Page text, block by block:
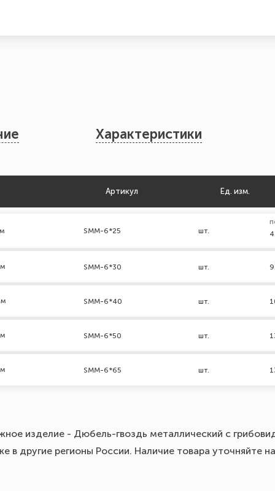
Характеристики
Артикул Ед. изм.
SMM-6*25 шт.
SMM-6*30 шт.
SMM-6*40 шт.
SMM-6*50 шт.
SMM-6*65 шт.
изделие - Дюбель-гвоздь металлический с
в другие регионы России. Наличие товара уточняйте